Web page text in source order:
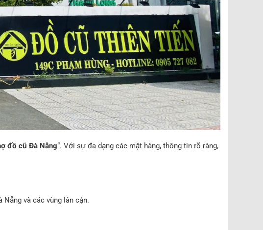
đồ cũ Đà Nẵng“. Với sự đa dạng các mặt hàng, thông tin rõ ràng,
và các vùng lân cận.